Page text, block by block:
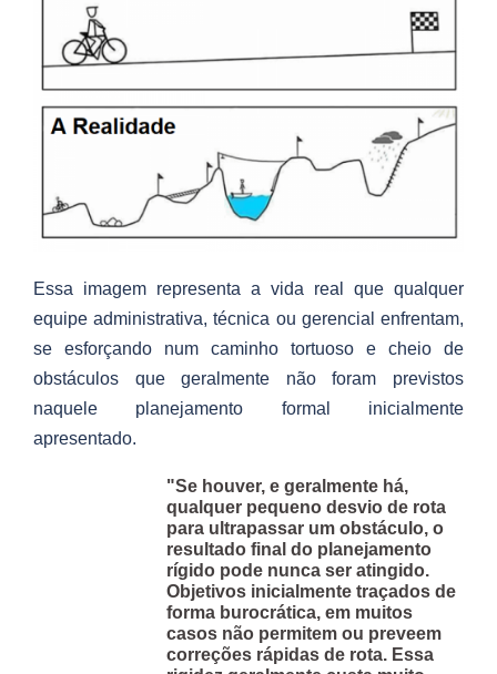
Essa imagem representa a vida real que qualquer
equipe administrativa, técnica ou gerencial enfrentam,
se esforçando num caminho tortuoso e cheio de
obstáculos que geralmente não foram previstos
naquele planejamento formal inicialmente
apresentado.
"Se houver, e geralmente há,
qualquer pequeno desvio de rota
para ultrapassar um obstáculo, o
resultado final do planejamento
rígido pode nunca ser atingido.
Objetivos inicialmente traçados de
forma burocrática, em muitos
casos não permitem ou preveem
correções rápidas de rota. Essa